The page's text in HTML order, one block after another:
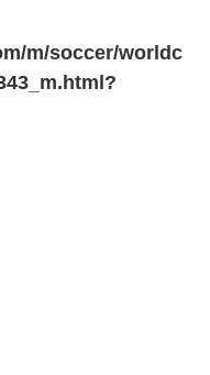
m/soccer/worldc